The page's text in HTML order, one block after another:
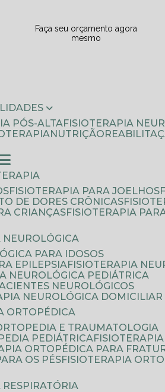
Faça seu orçamento agora
mesmo
PÓS-ALTA
FISIOTERAPIA
NUTRIÇÃO
FISIOTERAPIA PARA JOELHOS
DE DORES CRÔNICAS
CRIANÇAS
FISIOTERAPIA
NEUROLÓGICA
PARA IDOSOS
EPILEPSIA
FISIOTERAPIA
NEUROLÓGICA PEDIÁTRICA
NEUROLÓGICOS
NEUROLÓGICA
ORTOPÉDICA
E TRAUMATOLOGIA
PEDIÁTRICA
ORTOPÉDICA PARA
OS PÉS
FISIOTERAPIA
RESPIRATÓRIA